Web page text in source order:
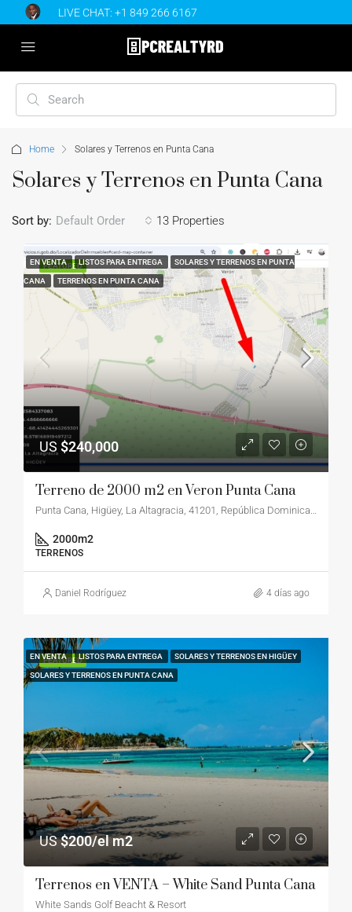
LIVE CHAT: +1 849 266 6167
Home Solares y Terrenos en Punta Cana
Solares y Terrenos en Punta Cana
13 Properties
Sort by: Default Order
FEATURED
EN VENTA LISTOS PARA ENTREGA SOLARES Y TERRENOS EN PUNTA
CANA TERRENOS EN PUNTA CANA
US $240,000
Terreno de 2000 m2 en Veron Punta Cana
Punta Cana, Higüey, La Altagracia, 41201, República Dominicana
2000m2
TERRENOS
Daniel Rodríguez 4 días ago
FEATURED
EN VENTA LISTOS PARA ENTREGA SOLARES Y TERRENOS EN HIGÜEY
SOLARES Y TERRENOS EN PUNTA CANA
US$200/el m2
Terrenos en VENTA – White Sand Punta Cana
White Sands Golf Beacht & Resort